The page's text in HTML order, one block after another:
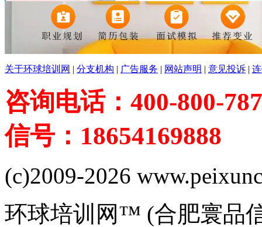
关于环球培训网 | 分支机构 | 广告服务 | 网站声明 | 意见投诉 |
咨询电话：400-800-
信号：18654169888
(c)2009-2026
环球培训网™ (合肥寰品